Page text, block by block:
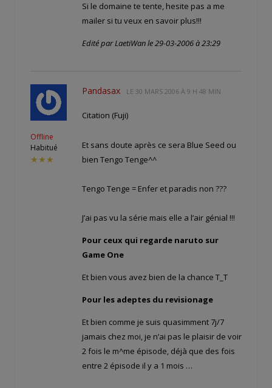
Si le domaine te tente, hesite pas a me
mailer si tu veux en savoir plus!!!
Edité par LaetiWan le 29-03-2006 à 23:29
Offline
Habitué
★★★
Pandasax LE 30 MARS 2006 À 9 H 48 MIN
Citation (Fuji)
Et sans doute après ce sera Blue Seed ou
bien Tengo Tenge^^
Tengo Tenge = Enfer et paradis non ???
J’ai pas vu la série mais elle a l’air génial !!!
Pour ceux qui regarde naruto sur
Game One
Et bien vous avez bien de la chance T_T
Pour les adeptes du revisionage
Et bien comme je suis quasimment 7j/7
jamais chez moi, je n’ai pas le plaisir de voir
2 fois le m^me épisode, déjà que des fois
entre 2 épisode il y a 1 mois …